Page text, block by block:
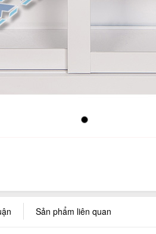
Sản phẩm liên quan